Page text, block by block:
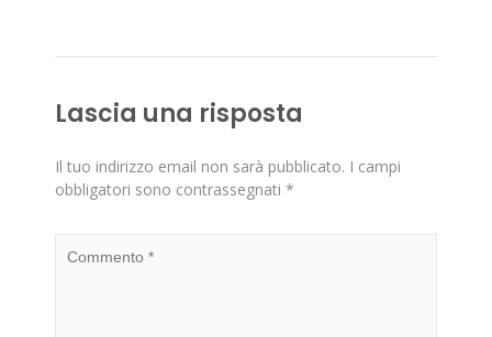
Lascia una risposta
Il tuo indirizzo email non sarà pubblicato. I campi
obbligatori sono contrassegnati *